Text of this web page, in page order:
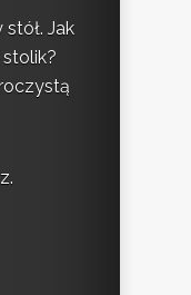
stół. Jak